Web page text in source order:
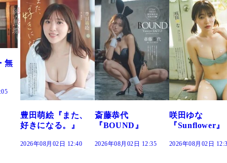
た、
斎藤恭代
『BOUND』
2026年08月02日 12:35
咲田ゆな
『Sunflower』
2026年08月02日 12:30
藤水咲桜『
だまり』
2026年08月02